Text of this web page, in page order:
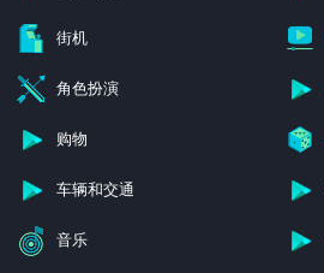
街机
角色扮演
购物
车辆和交通
音乐